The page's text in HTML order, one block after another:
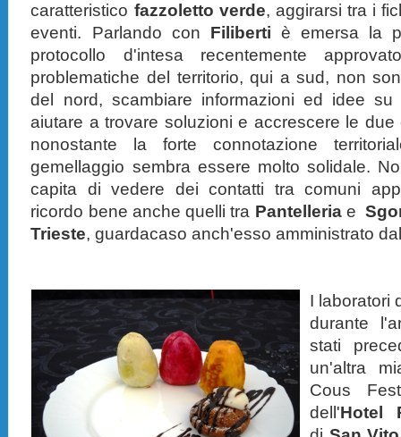
caratteristico fazzoletto verde, aggirarsi tra i
eventi. Parlando con Filiberti è emersa la
protocollo d'intesa recentemente
problematiche del territorio, qui a sud, non
del nord, scambiare informazioni ed idee
aiutare a trovare soluzioni e accrescere le due
nonostante la forte connotazione
gemellaggio sembra essere molto solidale.
capita di vedere dei contatti tra comuni
ricordo bene anche quelli tra Pantelleria e
Trieste, guardacaso anch'esso amministrato
I laboratori
durante
stati
un'altra
Cous
dell'Hotel